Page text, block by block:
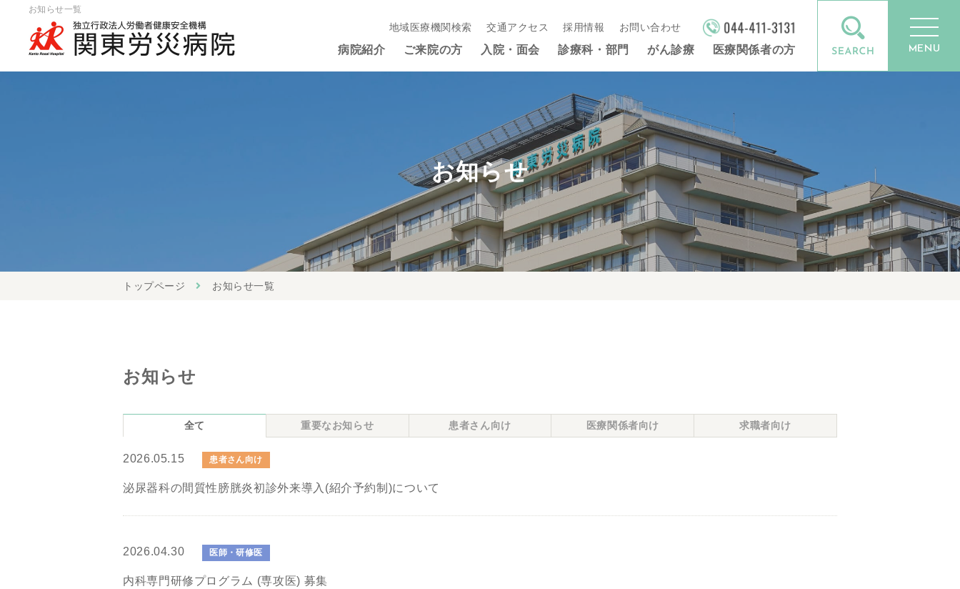
お知らせ一覧
地域医療機関検索 交通アクセス 採用情報 お問い合わせ
病院紹介 ご来院の方 入院・面会 診療科・部門 がん診療 医療関係者の方 MENU
お知らせ
トップページ お知らせ一覧
お知らせ
全て 重要なお知らせ 患者さん向け 医療関係者向け 求職者向け
2026.05.15 患者さん向け
泌尿器科の間質性膀胱炎初診外来導入(紹介予約制)について
2026.04.30 医師・研修医
内科専門研修プログラム (専攻医) 募集